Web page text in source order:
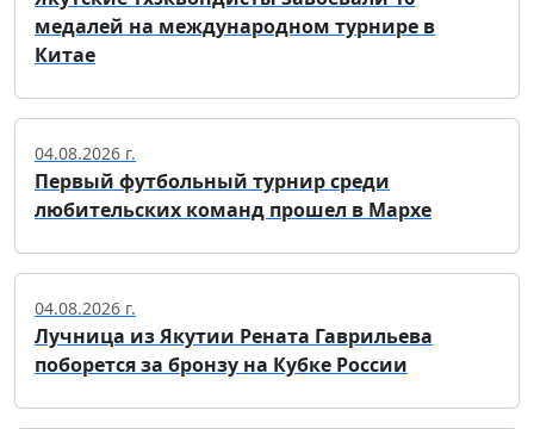
медалей на международном турнире в
Китае
04.08.2026 г.
Первый футбольный турнир среди
любительских команд прошел в Мархе
04.08.2026 г.
Лучница из Якутии Рената Гаврильева
поборется за бронзу на Кубке России